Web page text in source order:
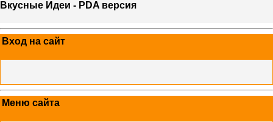
Вкусные Идеи - PDA версия
Вход на сайт
Меню сайта